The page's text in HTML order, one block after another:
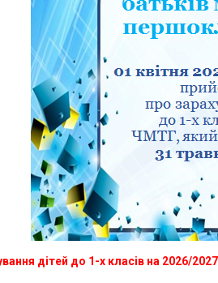
дітей до 1-х класів на 2026/